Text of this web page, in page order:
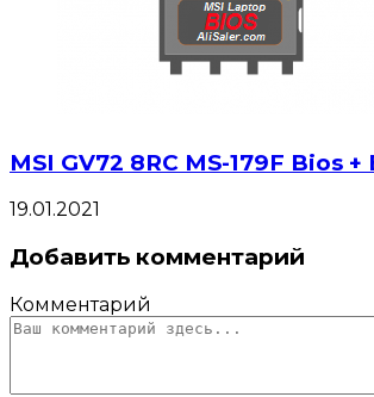
MSI GV72 8RC MS-179F Bios +
19.01.2021
Добавить комментарий
Комментарий